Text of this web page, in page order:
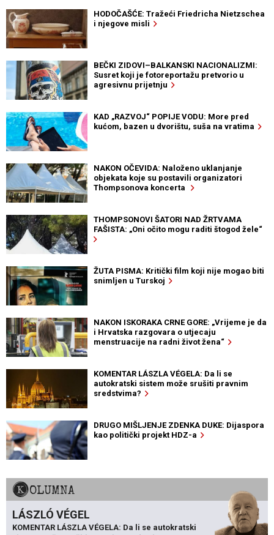
HODOČAŠĆE: Tražeći Friedricha Nietzschea
i njegove misli
BEČKI ZIDOVI–BALKANSKI NACIONALIZMI:
Susret koji je fotoreportažu pretvorio u
agresivnu prijetnju
KAD „RAZVOJ“ POPIJE VODU: More pred
kućom, bazen u dvorištu, suša na vratima
NAKON OČEVIDA: Naloženo uklanjanje
objekata koje su postavili organizatori
Thompsonova koncerta
THOMPSONOVI ŠATORI NAD ŽRTVAMA
FAŠISTA: „Oni očito mogu raditi štogod žele“
ŽUTA PISMA: Kritički film koji nije mogao biti
snimljen u Turskoj
NAKON ISKORAKA CRNE GORE: „Vrijeme je da
i Hrvatska razgovara o utjecaju
menstruacije na radni život žena“
KOMENTAR LÁSZLA VÉGELA: Da li se
autokratski sistem može srušiti pravnim
sredstvima?
DRUGO MIŠLJENJE ZDENKA DUKE: Dijaspora
kao politički projekt HDZ-a
KOLUMNA
LÁSZLÓ VÉGEL
KOMENTAR LÁSZLA VÉGELA: Da li se autokratski